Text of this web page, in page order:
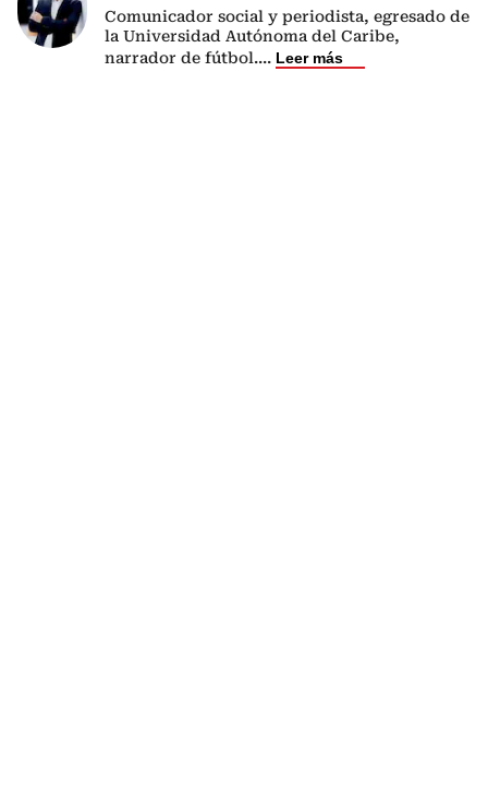
Comunicador social y periodista, egresado de
la Universidad Autónoma del Caribe,
narrador de fútbol.... Leer más